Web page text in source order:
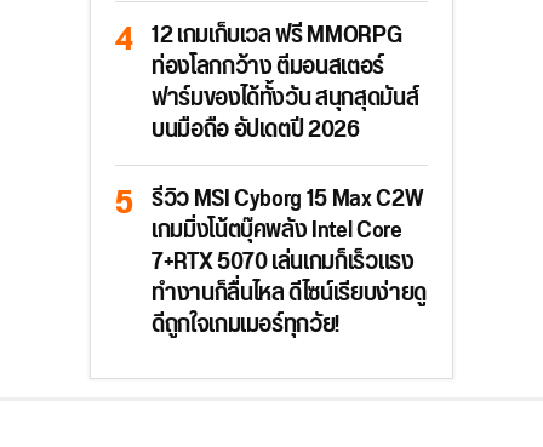
12 เกมเก็บเวล ฟรี MMORPG
ท่องโลกกว้าง ตีมอนสเตอร์
ฟาร์มของได้ทั้งวัน สนุกสุดมันส์
บนมือถือ อัปเดตปี 2026
รีวิว MSI Cyborg 15 Max C2W
เกมมิ่งโน้ตบุ๊คพลัง Intel Core
7+RTX 5070 เล่นเกมก็เร็วแรง
ทำงานก็ลื่นไหล ดีไซน์เรียบง่ายดู
ดีถูกใจเกมเมอร์ทุกวัย!